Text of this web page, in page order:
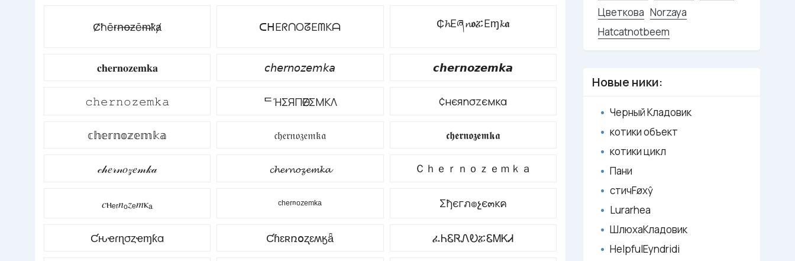
Ȼħēɍꞥꝋƶēᵯҟⱥ ᑕᕼEᖇᑎOᘔEᗰKᗩ ₵𝓱Eཞ𝓷𝖔ፚEɱ𝓴𝖆
𝐜𝐡𝐞𝐫𝐧𝐨𝐳𝐞𝐦𝐤𝐚 𝘤𝘩𝘦𝘳𝘯𝘰𝘻𝘦𝘮𝘬𝘢 𝙘𝙝𝙚𝙧𝙣𝙤𝙯𝙚𝙢𝙠𝙖
𝚌𝚑𝚎𝚛𝚗𝚘𝚣𝚎𝚖𝚔𝚊 ᄃΉΣЯПӨZΣMKΛ ¢нєяησzємкα
𝕔𝕙𝕖𝕣𝕟𝕠𝕫𝕖𝕞𝕜𝕒 𝔠𝔥𝔢𝔯𝔫𝔬𝔷𝔢𝔪𝔨𝔞 𝖈𝖍𝖊𝖗𝖓𝖔𝖟𝖊𝖒𝖐𝖆
𝒸𝒽𝑒𝓇𝓃𝑜𝓏𝑒𝓂𝓀𝒶 𝓬𝓱𝓮𝓻𝓷𝓸𝔃𝓮𝓶𝓴𝓪 Ｃｈｅｒｎｏｚｅｍｋａ
𝑐ⲏₑᵣ𝑛ₒ𝑧ₑ𝑚ⲕₐ ᶜʰᵉʳⁿᵒᶻᵉᵐᵏᵃ Σђєгภ๏չє๓кค
Ƈԋҽɾɳσȥҽɱƙα Ƈɦɛʀռօʐɛʍӄǟ ፈᏂᏋᏒᏁᎧፚᏋᎷᏦᏗ
Цветкова Norzaya
Hatcatnotbeem
Новые ники:
Черный Кладовик
котики объект
котики цикл
Пани
стичFøxŷ
Lurarhea
ШлюхаКладовик
HelpfulEyndridi